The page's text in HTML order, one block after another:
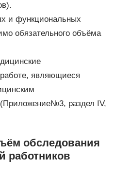
и функциональных
обязательного объёма
работе, являющиеся
(Приложение№3, раздел IV,
обследования
работников